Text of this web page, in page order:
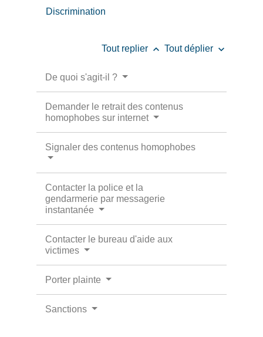
Discrimination
Tout replier keyboard_arrow_up Tout déplier keyboard_arrow_down
De quoi s'agit-il ?
Demander le retrait des contenus
homophobes sur internet
Signaler des contenus homophobes
Contacter la police et la
gendarmerie par messagerie
instantanée
Contacter le bureau d'aide aux
victimes
Porter plainte
Sanctions